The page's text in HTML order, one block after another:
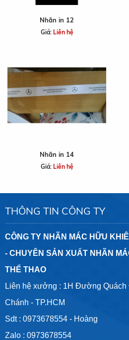
Nhãn in 12
Giá: Liên hệ
Nhãn in 14
Giá: Liên hệ
THÔNG TIN CÔNG TY
CÔNG TY NHÃN MÁC HỮU
- CHUYÊN SẢN XUẤT NHÃN
THỂ THAO
Liên hệ xưởng : 1H Đường Quách
Chánh - TP.HCM
Sdt : 0973678554 - Hoàng
Zalo : 0973678554